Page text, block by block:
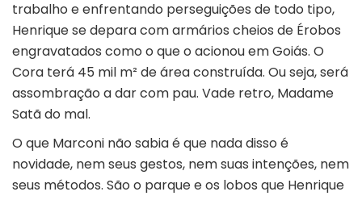
trabalho e enfrentando perseguições de todo tipo,
Henrique se depara com armários cheios de Érobos
engravatados como o que o acionou em Goiás. O
Cora terá 45 mil m² de área construída. Ou seja, será
assombração a dar com pau. Vade retro, Madame
Satã do mal.
O que Marconi não sabia é que nada disso é
novidade, nem seus gestos, nem suas intenções, nem
seus métodos. São o parque e os lobos que Henrique